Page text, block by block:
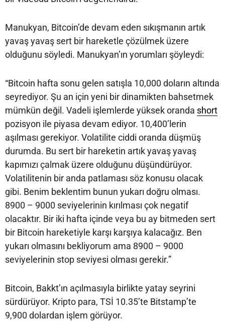
Manukyan, Bitcoin’de devam eden sıkışmanın artık
yavaş yavaş sert bir hareketle çözülmek üzere
olduğunu söyledi. Manukyan’ın yorumları şöyleydi:
“Bitcoin hafta sonu gelen satışla 10,000 doların altında
seyrediyor. Şu an için yeni bir dinamikten bahsetmek
mümkün değil. Vadeli işlemlerde yüksek oranda short
pozisyon ile piyasa devam ediyor. 10,400’lerin
aşılması gerekiyor. Volatilite ciddi oranda düşmüş
durumda. Bu sert bir hareketin artık yavaş yavaş
kapımızı çalmak üzere olduğunu düşündürüyor.
Volatilitenin bir anda patlaması söz konusu olacak
gibi. Benim beklentim bunun yukarı doğru olması.
8900 – 9000 seviyelerinin kırılması çok negatif
olacaktır. Bir iki hafta içinde veya bu ay bitmeden sert
bir Bitcoin hareketiyle karşı karşıya kalacağız. Ben
yukarı olmasını bekliyorum ama 8900 – 9000
seviyelerinin stop seviyesi olması gerekir.”
Bitcoin, Bakkt’ın açılmasıyla birlikte yatay seyrini
sürdürüyor. Kripto para, TSİ 10.35’te Bitstamp’te
9,900 dolardan işlem görüyor.